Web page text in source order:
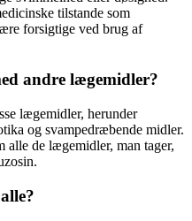
tilstande som
forsigtige ved brug af
andre lægemidler?
lægemidler, herunder
og svampedræbende midler.
de lægemidler, man tager,